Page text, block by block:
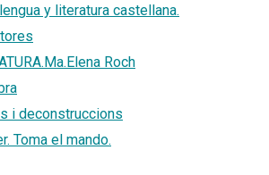
y literatura castellana.
Roch
i deconstruccions
Toma el mando.